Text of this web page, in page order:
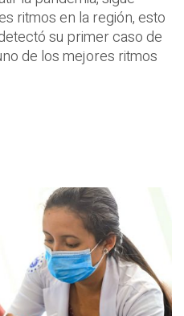
ritmos en la región, esto
su primer caso de
de los mejores ritmos